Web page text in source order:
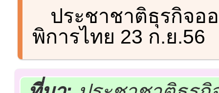
ประชาชาติธุรกิจ
พิการไทย 23 ก.ย.56